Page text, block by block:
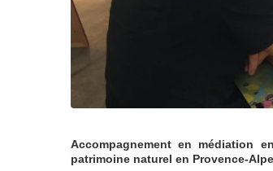
Accompagnement en médiation
patrimoine naturel en Provence-